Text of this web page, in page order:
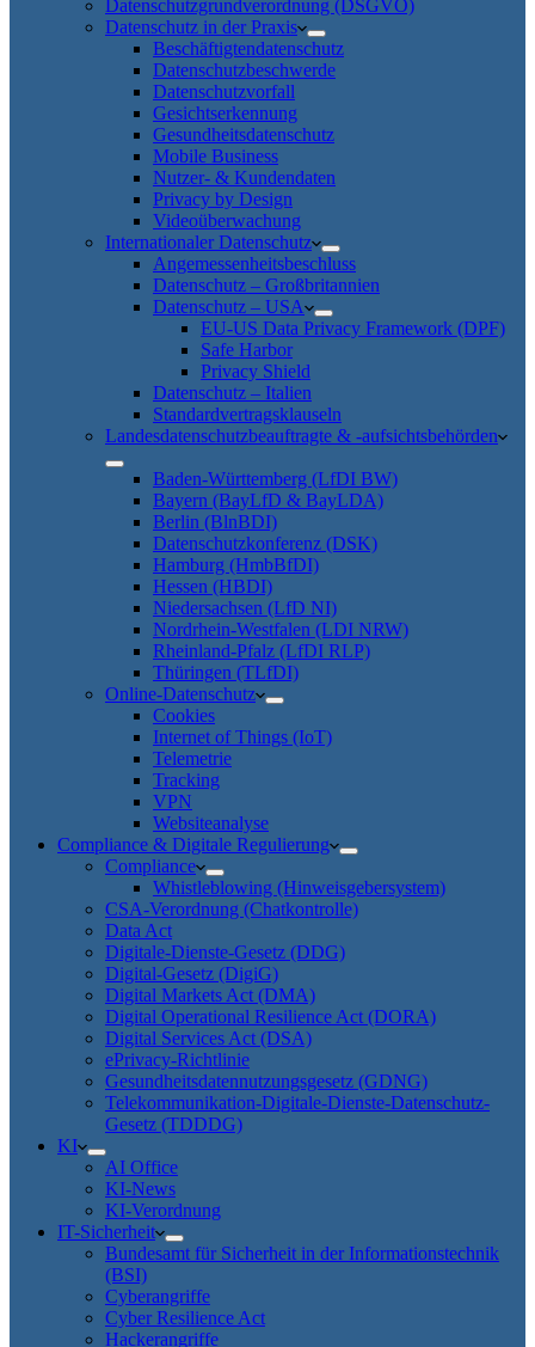
Datenschutzgrundverordnung (DSGVO)
Datenschutz in der Praxis
Beschäftigtendatenschutz
Datenschutzbeschwerde
Datenschutzvorfall
Gesichtserkennung
Gesundheitsdatenschutz
Mobile Business
Nutzer- & Kundendaten
Privacy by Design
Videoüberwachung
Internationaler Datenschutz
Angemessenheitsbeschluss
Datenschutz – Großbritannien
Datenschutz – USA
EU-US Data Privacy Framework (DPF)
Safe Harbor
Privacy Shield
Datenschutz – Italien
Standardvertragsklauseln
Landesdatenschutzbeauftragte & -aufsichtsbehörden
Baden-Württemberg (LfDI BW)
Bayern (BayLfD & BayLDA)
Berlin (BlnBDI)
Datenschutzkonferenz (DSK)
Hamburg (HmbBfDI)
Hessen (HBDI)
Niedersachsen (LfD NI)
Nordrhein-Westfalen (LDI NRW)
Rheinland-Pfalz (LfDI RLP)
Thüringen (TLfDI)
Online-Datenschutz
Cookies
Internet of Things (IoT)
Telemetrie
Tracking
VPN
Websiteanalyse
Compliance & Digitale Regulierung
Compliance
Whistleblowing (Hinweisgebersystem)
CSA-Verordnung (Chatkontrolle)
Data Act
Digitale-Dienste-Gesetz (DDG)
Digital-Gesetz (DigiG)
Digital Markets Act (DMA)
Digital Operational Resilience Act (DORA)
Digital Services Act (DSA)
ePrivacy-Richtlinie
Gesundheitsdatennutzungsgesetz (GDNG)
Telekommunikation-Digitale-Dienste-Datenschutz-
Gesetz (TDDDG)
KI
AI Office
KI-News
KI-Verordnung
IT-Sicherheit
Bundesamt für Sicherheit in der Informationstechnik
(BSI)
Cyberangriffe
Cyber Resilience Act
Hackerangriffe